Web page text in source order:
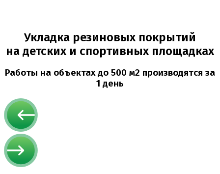
Укладка резиновых покрытий
на детских и спортивных площадках
Работы на объектахдо 500 м2 производятся за
1 день